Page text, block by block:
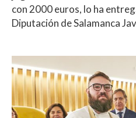
con 2000 euros, lo ha
Diputación de Salamanca